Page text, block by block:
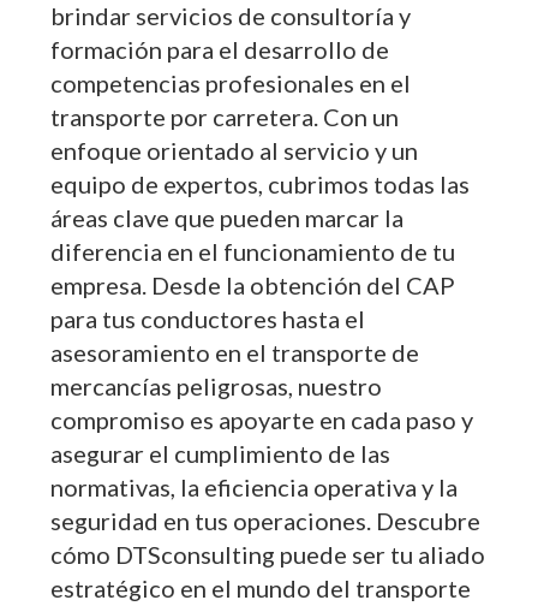
brindar servicios de consultoría y
formación para el desarrollo de
competencias profesionales en el
transporte por carretera. Con un
enfoque orientado al servicio y un
equipo de expertos, cubrimos todas las
áreas clave que pueden marcar la
diferencia en el funcionamiento de tu
empresa. Desde la obtención del CAP
para tus conductores hasta el
asesoramiento en el transporte de
mercancías peligrosas, nuestro
compromiso es apoyarte en cada paso y
asegurar el cumplimiento de las
normativas, la eficiencia operativa y la
seguridad en tus operaciones. Descubre
cómo DTSconsulting puede ser tu aliado
estratégico en el mundo del transporte